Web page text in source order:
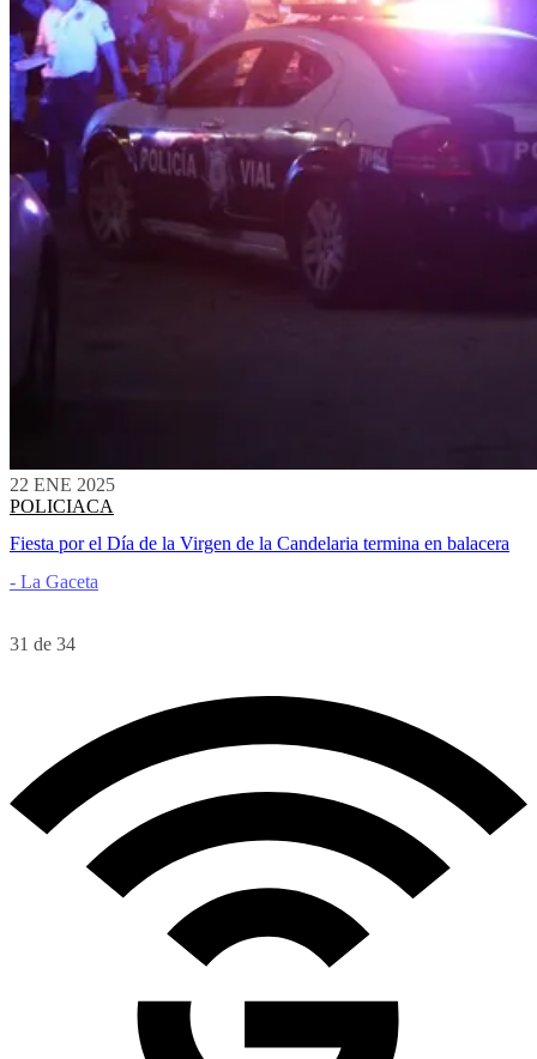
22 ENE 2025
POLICIACA
Fiesta por el Día de la Virgen de la Candelaria termina en balacera
- La Gaceta
31 de 34